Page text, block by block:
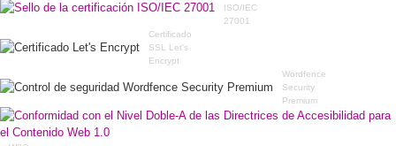
ISO/IEC
27001
Certificado
SSL Let's
Encrypt
Wordfence
Security
Premium